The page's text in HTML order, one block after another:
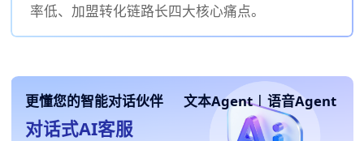
率低、加盟转化链路长四大核心痛点。
更懂您的智能对话伙伴 文本Agent | 语音Agent
对话式AI客服